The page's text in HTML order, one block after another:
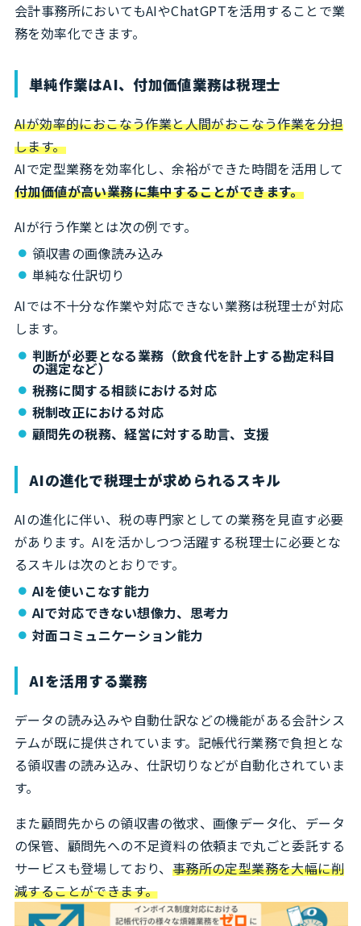
会計事務所においてもAIやChatGPTを活用することで業
務を効率化できます。
単純作業はAI、付加価値業務は税理士
AIが効率的におこなう作業と人間がおこなう作業を分担
します。
AIで定型業務を効率化し、余裕ができた時間を活用して
付加価値が高い業務に集中することができます。
AIが行う作業とは次の例です。
領収書の画像読み込み
単純な仕訳切り
AIでは不十分な作業や対応できない業務は税理士が対応
します。
判断が必要となる業務（飲食代を計上する勘定科目
の選定など）
税務に関する相談における対応
税制改正における対応
顧問先の税務、経営に対する助言、支援
AIの進化で税理士が求められるスキル
AIの進化に伴い、税の専門家としての業務を見直す必要
があります。AIを活かしつつ活躍する税理士に必要とな
るスキルは次のとおりです。
AIを使いこなす能力
AIで対応できない想像力、思考力
対面コミュニケーション能力
AIを活用する業務
データの読み込みや自動仕訳などの機能がある会計シス
テムが既に提供されています。記帳代行業務で負担とな
る領収書の読み込み、仕訳切りなどが自動化されていま
す。
また顧問先からの領収書の徴求、画像データ化、データ
の保管、顧問先への不足資料の依頼まで丸ごと委託する
サービスも登場しており、 事務所の定型業務を大幅に削
減することができます。